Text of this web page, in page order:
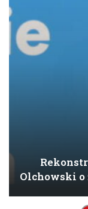
Olchowski o